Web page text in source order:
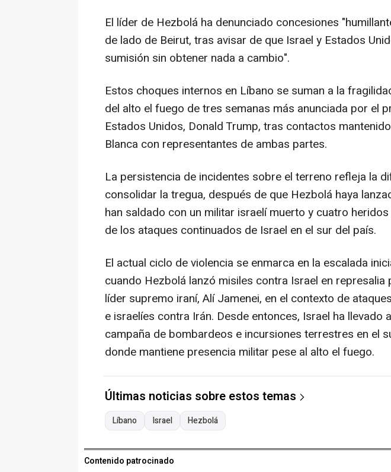
El líder de Hezbolá ha denunciado concesiones
de lado de Beirut, tras avisar de que Israel y Estados
sumisión sin obtener nada a cambio".
Estos choques internos en Líbano se suman a la
del alto el fuego de tres semanas más anunciada por el
Estados Unidos, Donald Trump, tras contactos
Blanca con representantes de ambas partes.
La persistencia de incidentes sobre el terreno refleja la
consolidar la tregua, después de que Hezbolá haya
han saldado con un militar israelí muerto y cuatro
de los ataques continuados de Israel en el sur del país.
El actual ciclo de violencia se enmarca en la escalada
cuando Hezbolá lanzó misiles contra Israel en represalia
líder supremo iraní, Alí Jamenei, en el contexto de
e israelíes contra Irán. Desde entonces, Israel ha llevado
campaña de bombardeos e incursiones terrestres en el
donde mantiene presencia militar pese al alto el fuego.
Últimas noticias sobre estos temas
Líbano Israel Hezbolá
Contenido patrocinado